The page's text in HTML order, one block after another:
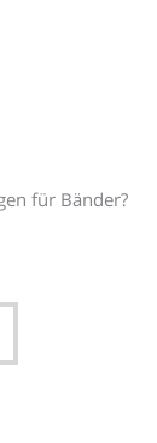
für Bänder?